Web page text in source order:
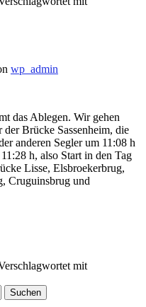
wp_admin
das Ablegen. Wir gehen
Brücke Sassenheim, die
anderen Segler um 11:08 h
h, also Start in den Tag
Lisse, Elsbroekerbrug,
Cruguinsbrug und
mit